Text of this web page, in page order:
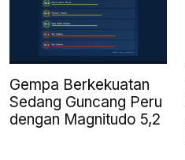
Gempa Berkekuatan
Sedang Guncang Peru
dengan Magnitudo 5,2